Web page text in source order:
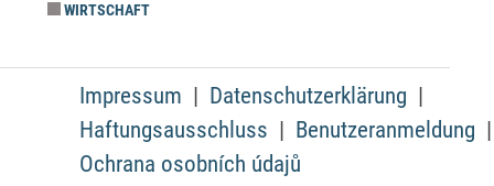
WIRTSCHAFT
Impressum
Datenschutzerklärung
Haftungsausschluss
Benutzeranmeldung
Ochrana osobních údajů